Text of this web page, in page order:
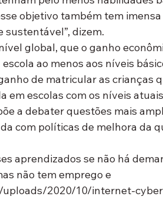
objetivo também tem
dizem.
global, que o ganho
ao menos aos níveis
de matricular as crianças
escolas com os níveis
a debater questões mais
com políticas de melhora da
aprendizados se não há
não tem emprego e
2020/10/internet-